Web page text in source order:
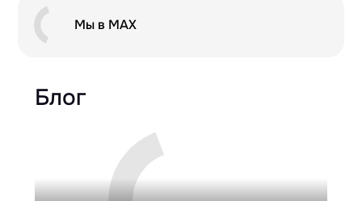
Мы в MAX
Блог